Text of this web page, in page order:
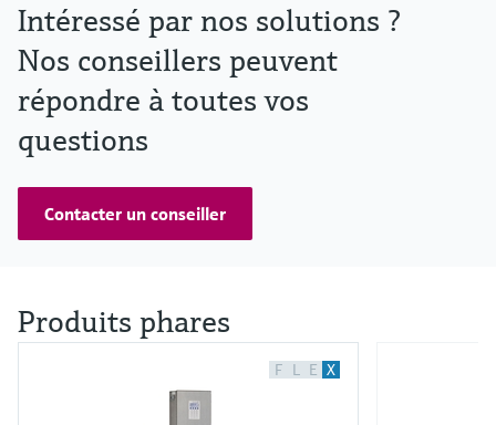
Intéressé par nos solutions ?
Nos conseillers peuvent
répondre à toutes vos
questions
Contacter un conseiller
Produits phares
F L E X